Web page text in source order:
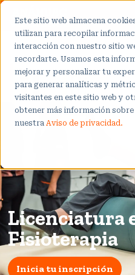
Este sitio web almacena
utilizan para recopilar
interacción con nuestro sitio
recordarte. Usamos esta
mejorar y personalizar tu
para generar analíticas y
visitantes en este sitio web y
obtener más información
nuestra Aviso de privacidad.
Licenciatura
Fisioterapia
Inicia tu inscripción